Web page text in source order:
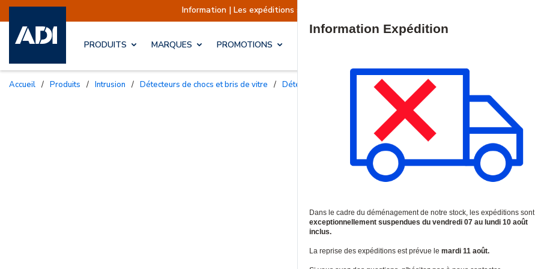
Information | Les expéditions sont actuellement suspendues Reprise prévue le mardi
PRODUITS MARQUES PROMOTIONS
Accueil / Produits / Intrusion / Détecteurs de chocs et bris de vitre / Détecteurs de chocs